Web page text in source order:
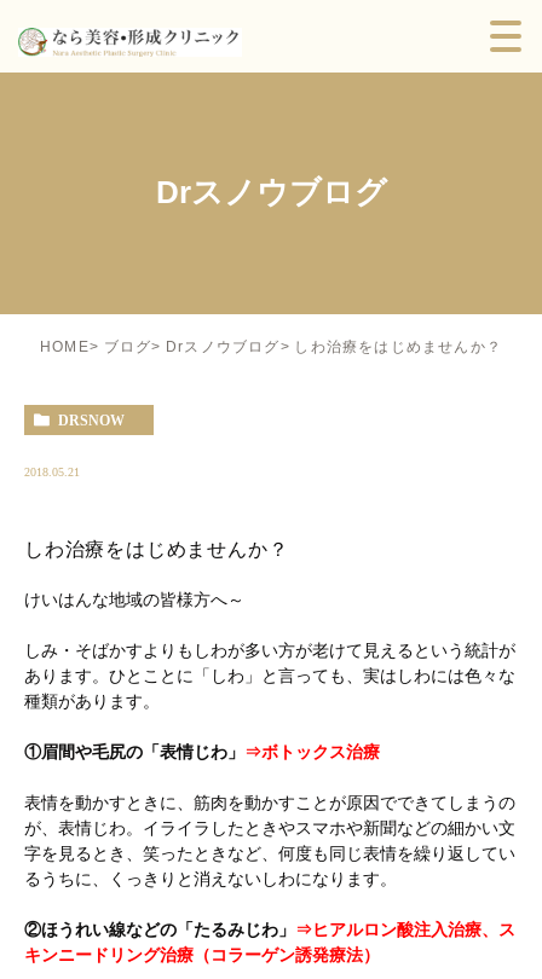
Drスノウブログ
HOME ブログ Drスノウブログ しわ治療をはじめませんか？
DRSNOW
2018.05.21
しわ治療をはじめませんか？
けいはんな地域の皆様方へ～
しみ・そばかすよりもしわが多い方が老けて見えるという統計が
あります。ひとことに「しわ」と言っても、実はしわには色々な
種類があります。
①眉間や毛尻の「表情じわ」 ⇒ボトックス治療
表情を動かすときに、筋肉を動かすことが原因でできてしまうの
が、表情じわ。イライラしたときやスマホや新聞などの細かい文
字を見るとき、笑ったときなど、何度も同じ表情を繰り返してい
るうちに、くっきりと消えないしわになります。
②ほうれい線などの「たるみじわ」 ⇒ヒアルロン酸注入治療、ス
キンニードリング治療（コラーゲン誘発療法）